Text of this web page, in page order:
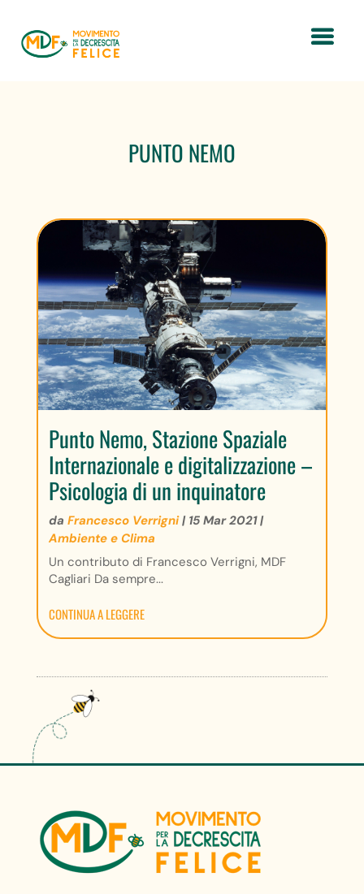
PUNTO NEMO
Punto Nemo, Stazione Spaziale
Internazionale e digitalizzazione –
Psicologia di un inquinatore
da Francesco Verrigni| 15 Mar 2021|
Ambiente e Clima
Un contributo di Francesco Verrigni, MDF
Cagliari Da sempre...
CONTINUA A LEGGERE